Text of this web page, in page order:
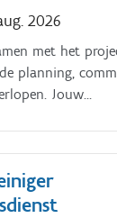
2026
met het
planning,
Jouw
de planning
op.